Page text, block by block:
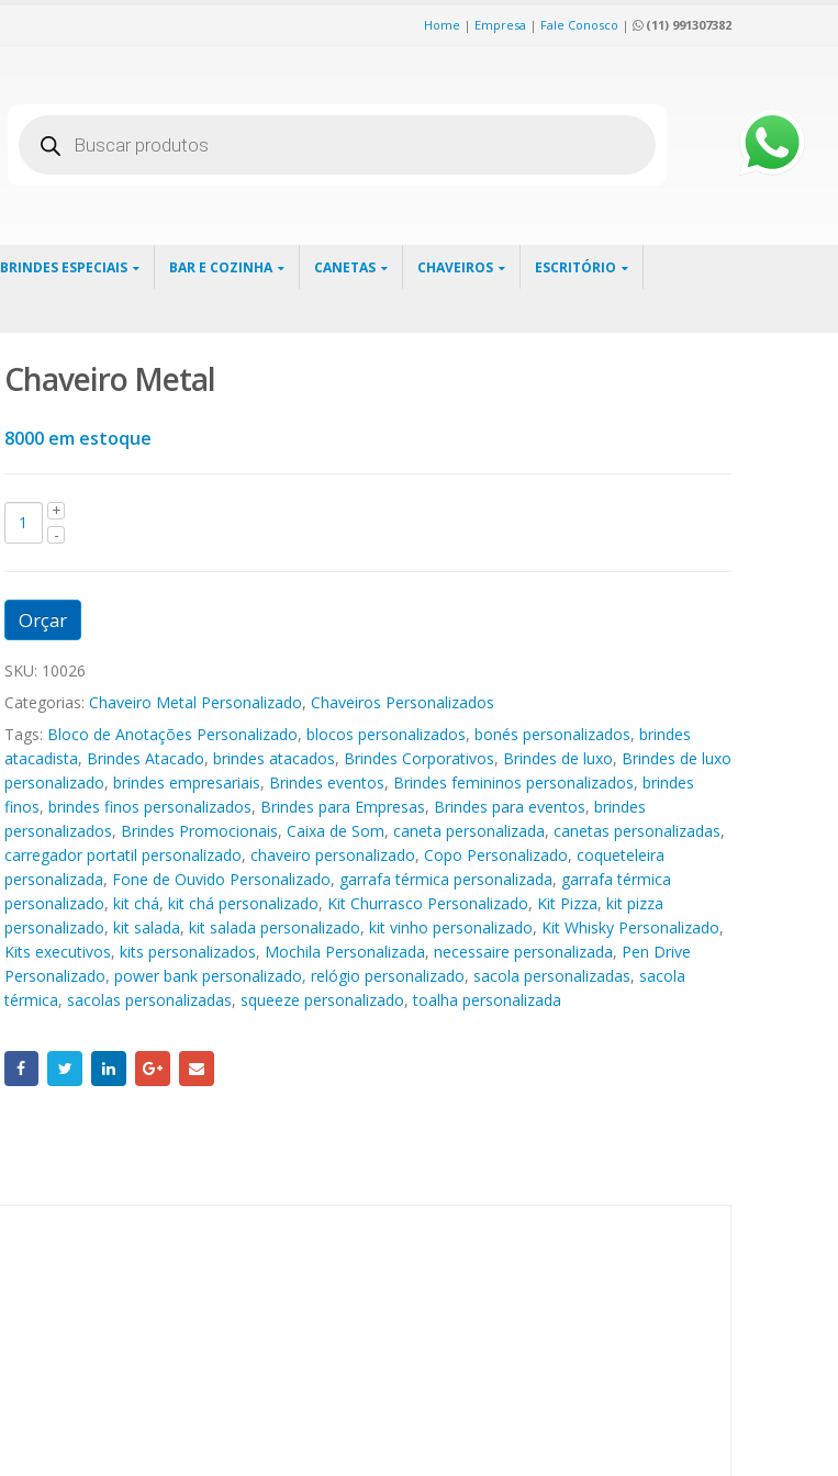
Home | Empresa | Fale Conosco | (11) 991307382
produtos
BRINDES ESPECIAIS BAR E COZINHA CANETAS CHAVEIROS ESCRITÓRIO
Chaveiro Metal
8000 em estoque
Orçar
SKU: 10026
Categorias: Chaveiro Metal Personalizado, Chaveiros Personalizados
Tags: Bloco de Anotações Personalizado, blocos personalizados, bonés personalizados, brindes
atacadista, Brindes Atacado, brindes atacados, Brindes Corporativos, Brindes de luxo, Brindes de luxo
personalizado, brindes empresariais, Brindes eventos, Brindes femininos personalizados, brindes
finos, brindes finos personalizados, Brindes para Empresas, Brindes para eventos, brindes
personalizados, Brindes Promocionais, Caixa de Som, caneta personalizada, canetas personalizadas,
carregador portatil personalizado, chaveiro personalizado, Copo Personalizado, coqueteleira
personalizada, Fone de Ouvido Personalizado, garrafa térmica personalizada, garrafa térmica
personalizado, kit chá, kit chá personalizado, Kit Churrasco Personalizado, Kit Pizza, kit pizza
personalizado, kit salada, kit salada personalizado, kit vinho personalizado, Kit Whisky Personalizado,
Kits executivos, kits personalizados, Mochila Personalizada, necessaire personalizada, Pen Drive
Personalizado, power bank personalizado, relógio personalizado, sacola personalizadas, sacola
térmica, sacolas personalizadas, squeeze personalizado,toalha personalizada